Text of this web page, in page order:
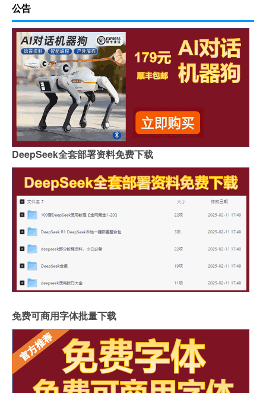
公告
DeepSeek全套部署资料免费下载
免费可商用字体批量下载